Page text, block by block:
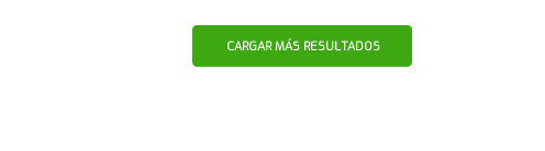
CARGAR MÁS RESULTADOS